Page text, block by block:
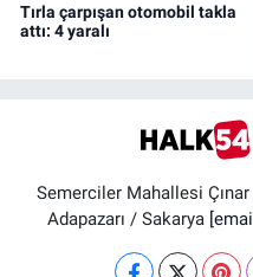
Tırla çarpışan otomobil takla
attı: 4 yaralı
Semerciler Mahallesi
Adapazarı / Sakarya